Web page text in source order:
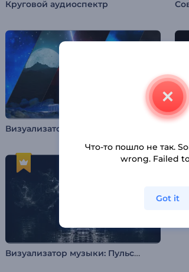
Круговой аудиоспектр
Визуализатор музыки: Пульсирующие частицы
Что-то пошло не так.
wrong. Failed
Got it